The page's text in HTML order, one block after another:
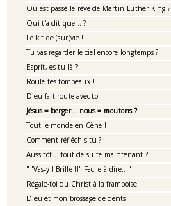
Où est passé le rêve de Martin Luther King ?
Qui t'a dit que... ?
Le kit de (sur)vie !
Tu vas regarder le ciel encore longtemps ?
Esprit, es-tu là ?
Roule tes tombeaux !
Dieu fait route avec toi
Jésus = berger... nous = moutons ?
Tout le monde en Cène !
Comment réfléchis-tu ?
Aussitôt... tout de suite maintenant ?
""Vas-y ! Brille !!" Facile à dire..."
Régale-toi du Christ à la framboise !
Dieu et mon brossage de dents !